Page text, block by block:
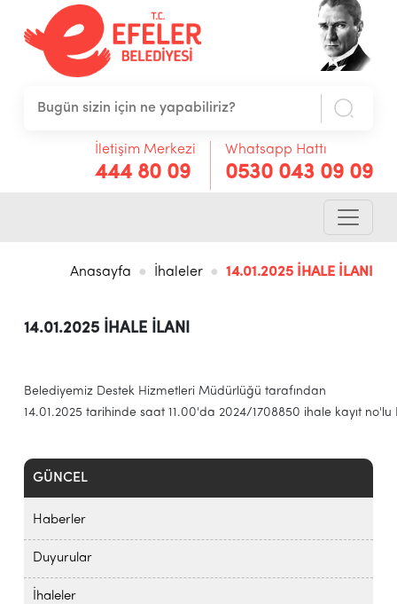
İletişim Merkezi
444 80 09
Whatsapp Hattı
0530 043 09 09
Anasayfa İhaleler 14.01.2025 İHALE İLANI
GÜNCEL
Haberler
Duyurular
İhaleler
14.01.2025 İHALE İLANI
Belediyemiz Destek Hizmetleri Müdürlüğü tarafından
14.01.2025 tarihinde saat 11.00'da 2024/1708850 ihale kayıt no'lu